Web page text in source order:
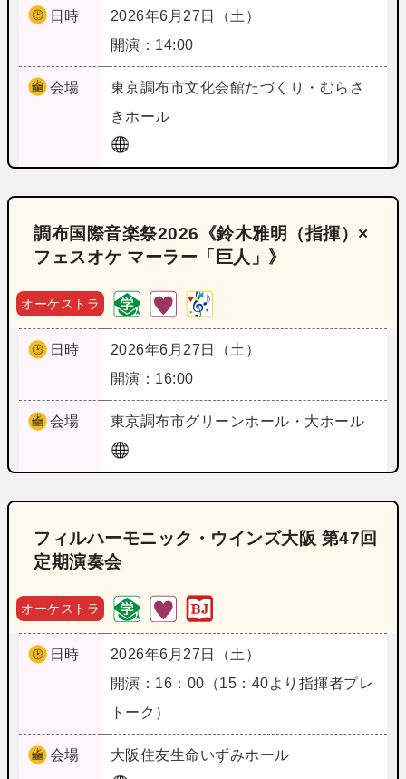
日時
2026年6月27日（土）
開演：14:00
会場 東京調布市文化会館たづくり・むらさ
きホール
調布国際音楽祭2026《鈴木雅明（指揮）×
フェスオケ マーラー「巨人」》
オーケストラ
日時
2026年6月27日（土）
開演：16:00
会場 東京調布市グリーンホール・大ホール
フィルハーモニック・ウインズ大阪 第47回
定期演奏会
オーケストラ
日時
2026年6月27日（土）
開演：16：00（15：40より指揮者プレ
トーク）
会場 大阪住友生命いずみホール